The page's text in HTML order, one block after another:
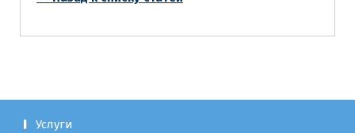
Услуги